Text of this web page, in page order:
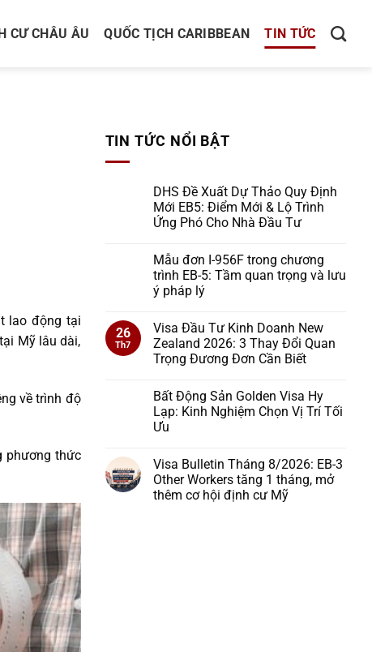
CƯ CHÂU ÂU QUỐC TỊCH CARIBBEAN TIN TỨC
lao động tại
Mỹ lâu dài,
về trình độ
phương thức
TIN TỨC NỔI BẬT
DHS Đề Xuất Dự Thảo Quy Định
Mới EB5: Điểm Mới & Lộ Trình
Ứng Phó Cho Nhà Đầu Tư
Mẫu đơn I-956F trong chương
trình EB-5: Tầm quan trọng và lưu
ý pháp lý
26
Th7
Visa Đầu Tư Kinh Doanh New
Zealand 2026: 3 Thay Đổi Quan
Trọng Đương Đơn Cần Biết
Bất Động Sản Golden Visa Hy
Lạp: Kinh Nghiệm Chọn Vị Trí Tối
Ưu
Visa Bulletin Tháng 8/2026: EB-3
Other Workers tăng 1 tháng, mở
thêm cơ hội định cư Mỹ